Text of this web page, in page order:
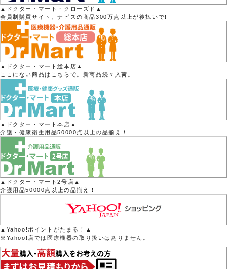
▲ドクター・マート・クローズド▲
会員制購買サイト。ナビスの商品300万点以上が後払いで!
▲ドクター・マート総本店▲
ここにない商品はこちらで。新商品続々入荷。
▲ドクター・マート本店▲
介護・健康衛生用品50000点以上の品揃え！
▲ドクター・マート2号店▲
介護用品50000点以上の品揃え！
▲Yahoo!ポイントがたまる！▲
※Yahoo!店では医療機器の取り扱いはありません。